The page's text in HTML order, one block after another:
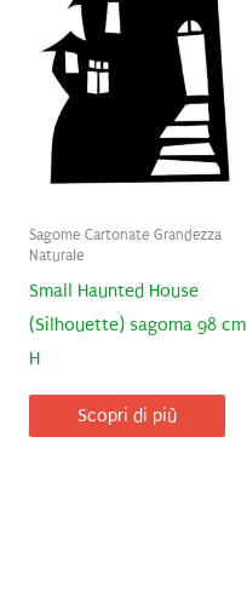
Sagome Cartonate Grandezza
Naturale
Small Haunted House
(Silhouette) sagoma 98 cm
H
Scopri di più